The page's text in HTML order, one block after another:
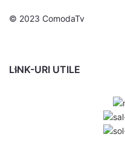
© 2023 ComodaTv
LINK-URI UTILE